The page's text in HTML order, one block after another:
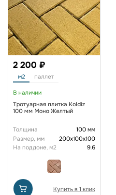
2 200 ₽
м2 паллет
В наличии
Тротуарная плитка Koldiz
100 мм Моно Желтый
Толщина
100 мм
Размер, мм
200х100х100
На поддоне, м2
9.6
Купить в 1 клик